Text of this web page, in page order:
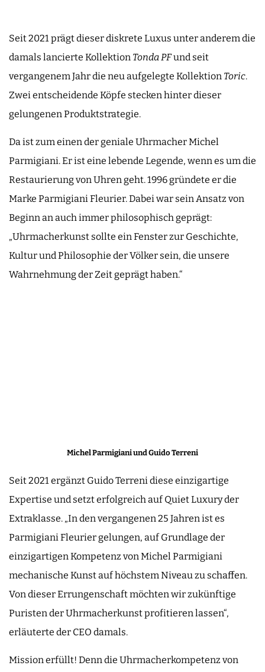
Seit 2021 prägt dieser diskrete Luxus unter anderem die
damals lancierte Kollektion Tonda PFund seit
vergangenem Jahr die neu aufgelegte Kollektion Toric.
Zwei entscheidende Köpfe stecken hinter dieser
gelungenen Produktstrategie.
Da ist zum einen der geniale Uhrmacher Michel
Parmigiani. Er ist eine lebende Legende, wenn es um die
Restaurierung von Uhren geht. 1996 gründete er die
Marke Parmigiani Fleurier. Dabei war sein Ansatz von
Beginn an auch immer philosophisch geprägt:
„Uhrmacherkunst sollte ein Fenster zur Geschichte,
Kultur und Philosophie der Völker sein, die unsere
Wahrnehmung der Zeit geprägt haben.“
Michel Parmigiani und Guido Terreni
Seit 2021 ergänzt Guido Terreni diese einzigartige
Expertise und setzt erfolgreich auf Quiet Luxury der
Extraklasse. „In den vergangenen 25 Jahren ist es
Parmigiani Fleurier gelungen, auf Grundlage der
einzigartigen Kompetenz von Michel Parmigiani
mechanische Kunst auf höchstem Niveau zu schaffen.
Von dieser Errungenschaft möchten wir zukünftige
Puristen der Uhrmacherkunst profitieren lassen“,
erläuterte der CEO damals.
Mission erfüllt! Denn die Uhrmacherkompetenz von